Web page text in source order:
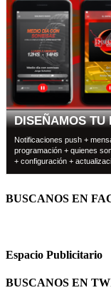
BUSCANOS EN
Espacio Publicitario
BUSCANOS EN